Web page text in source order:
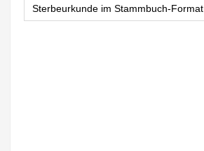
Sterbeurkunde im Stammbuch-Format